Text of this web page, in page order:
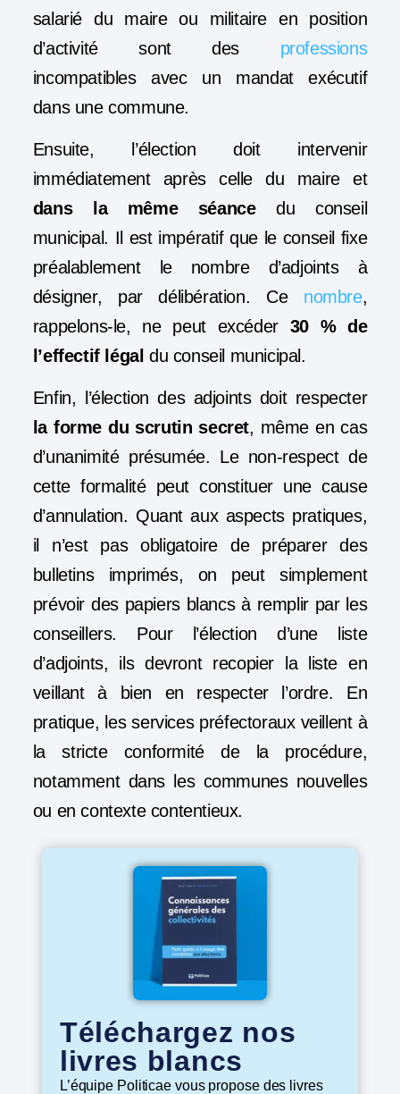
salarié du maire ou militaire en position
d’activité sont des professions
incompatibles avec un mandat exécutif
dans une commune.
Ensuite, l’élection doit intervenir
immédiatement après celle du maire et
dans la même séancedu conseil
municipal. Il est impératif que le conseil fixe
préalablement le nombre d’adjoints à
désigner, par délibération. Ce nombre,
rappelons-le, ne peut excéder 30 % de
l’effectif légal du conseil municipal.
Enfin, l’élection des adjoints doit respecter
la forme du scrutin secret, même en cas
d’unanimité présumée. Le non-respect de
cette formalité peut constituer une cause
d’annulation. Quant aux aspects pratiques,
il n’est pas obligatoire de préparer des
bulletins imprimés, on peut simplement
prévoir des papiers blancs à remplir par les
conseillers. Pour l’élection d’une liste
d’adjoints, ils devront recopier la liste en
veillant à bien en respecter l’ordre. En
pratique, les services préfectoraux veillent à
la stricte conformité de la procédure,
notamment dans les communes nouvelles
ou en contexte contentieux.
Téléchargez nos
livres blancs
L’équipe Politicae vous propose des livres